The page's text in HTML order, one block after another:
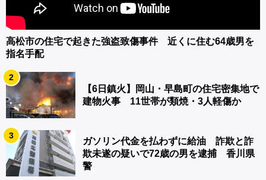
高松市の住宅で起きた強盗致傷事件 近くに住む64歳男を
指名手配
2
【6日鎮火】岡山・早島町の住宅密集地で
建物火事 11世帯が類焼・3人軽傷か
3
ガソリン代金を払わずに給油 詐欺と詐
欺未遂の疑いで72歳の男を逮捕 香川県
警